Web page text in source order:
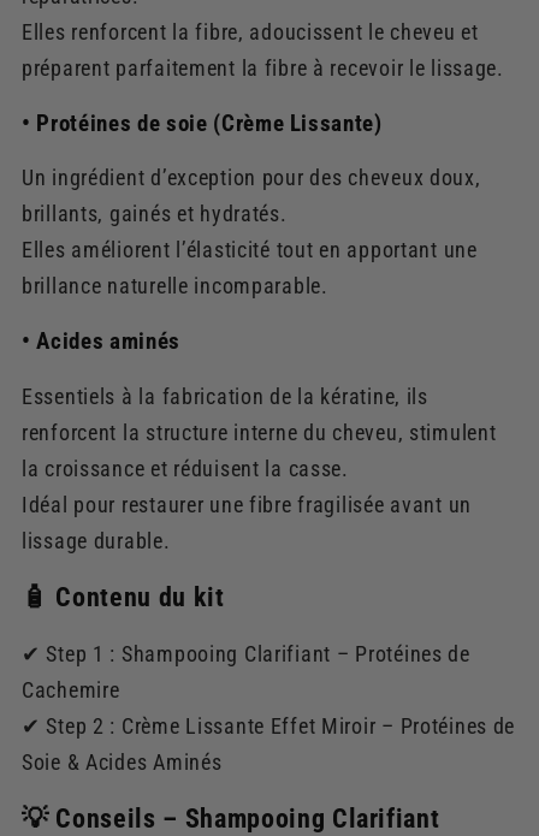
Elles renforcent la fibre, adoucissent le cheveu et
préparent parfaitement la fibre à recevoir le lissage.
• Protéines de soie (Crème Lissante)
Un ingrédient d’exception pour des cheveux doux,
brillants, gainés et hydratés.
Elles améliorent l’élasticité tout en apportant une
brillance naturelle incomparable.
• Acides aminés
Essentiels à la fabrication de la kératine, ils
renforcent la structure interne du cheveu, stimulent
la croissance et réduisent la casse.
Idéal pour restaurer une fibre fragilisée avant un
lissage durable.
🧴 Contenu du kit
✔ Step 1 : Shampooing Clarifiant – Protéines de
Cachemire
✔ Step 2 : Crème Lissante Effet Miroir – Protéines de
Soie & Acides Aminés
💡 Conseils – Shampooing Clarifiant